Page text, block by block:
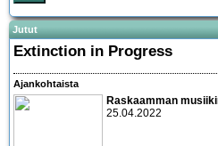
Jutut
Extinction in Progress
Ajankohtaista
Raskaamman
25.04.2022